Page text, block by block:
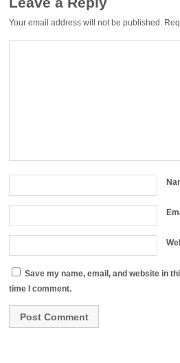
Your email address will not be published.
Save my name, email, and website in
time I comment.